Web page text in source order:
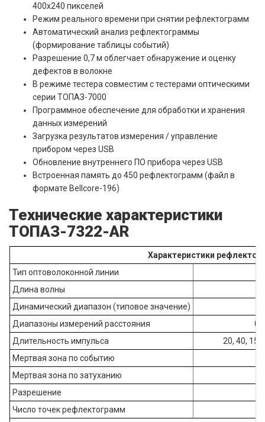
400х240 пикселей
Режим реального времени при снятии рефлектограмм
Автоматический анализ рефлектограммы
(формирование таблицы событий)
Разрешение 0,7 м облегчает обнаружение и оценку
дефектов в волокне
В режиме тестера совместим с тестерами оптическими
серии ТОПАЗ-7000
Программное обеспечение для обработки и хранения
данных измерений
Загрузка результатов измерения / управление
прибором через USB
Обновление внутреннего ПО прибора через USB
Встроенная память до 450 рефлектограмм (файл в
формате Bellcore-196)
Технические характеристики
ТОПАЗ-7322-АR
Характеристики
Тип оптоволоконной линии
Длина волны
Динамический диапазон (типовое значение)
Диапазоны измерений расстояния
Длительность импульса
20, 40,
Мертвая зона по событию
Мертвая зона по затуханию
Разрешение
Число точек рефлектограмм